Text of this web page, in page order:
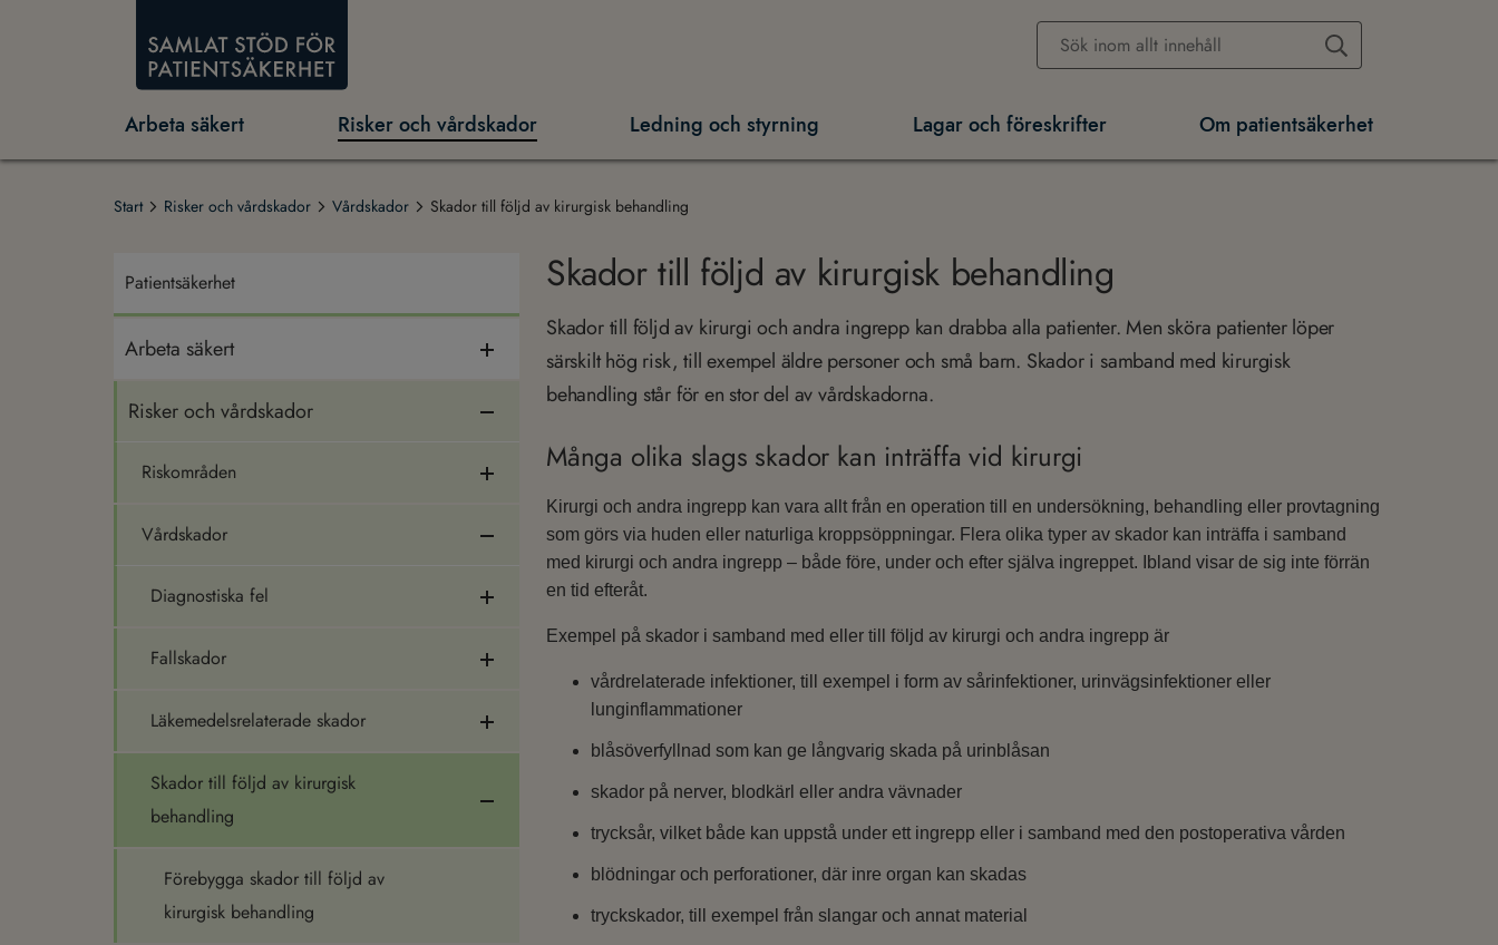
Arbeta säkert Risker och vårdskador Ledning och styrning Lagar och föreskrifter Om patientsäkerhet
Start Risker och vårdskador Vårdskador Skador till följd av kirurgisk behandling
Patientsäkerhet
Arbeta säkert
Risker och vårdskador
Riskområden
Vårdskador
Diagnostiska fel
Fallskador
Läkemedelsrelaterade skador
Skador till följd av kirurgisk
behandling
Förebygga skador till följd av
kirurgisk behandling
Skador till följd av kirurgisk behandling
Skador till följd av kirurgi och andra ingrepp kan drabba alla patienter. Men sköra patienter löper
särskilt hög risk, till exempel äldre personer och små barn. Skador i samband med kirurgisk
behandling står för en stor del av vårdskadorna.
Många olika slags skador kan inträffa vid kirurgi
Kirurgi och andra ingrepp kan vara allt från en operation till en undersökning, behandling eller provtagning
som görs via huden eller naturliga kroppsöppningar. Flera olika typer av skador kan inträffa i samband
med kirurgi och andra ingrepp – både före, under och efter själva ingreppet. Ibland visar de sig inte förrän
en tid efteråt.
Exempel på skador i samband med eller till följd av kirurgi och andra ingrepp är
vårdrelaterade infektioner, till exempel i form av sårinfektioner, urinvägsinfektioner eller
lunginflammationer
blåsöverfyllnad som kan ge långvarig skada på urinblåsan
skador på nerver, blodkärl eller andra vävnader
trycksår, vilket både kan uppstå under ett ingrepp eller i samband med den postoperativa vården
blödningar och perforationer, där inre organ kan skadas
tryckskador, till exempel från slangar och annat material